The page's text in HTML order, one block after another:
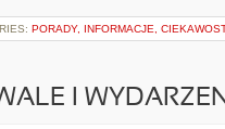
PORADY, INFORMACJE,
I